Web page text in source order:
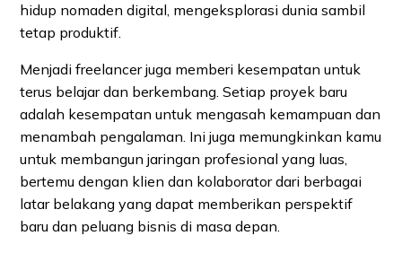
hidup nomaden digital, mengeksplorasi dunia sambil
tetap produktif.
Menjadi freelancer juga memberi kesempatan untuk
terus belajar dan berkembang. Setiap proyek baru
adalah kesempatan untuk mengasah kemampuan dan
menambah pengalaman. Ini juga memungkinkan kamu
untuk membangun jaringan profesional yang luas,
bertemu dengan klien dan kolaborator dari berbagai
latar belakang yang dapat memberikan perspektif
baru dan peluang bisnis di masa depan.